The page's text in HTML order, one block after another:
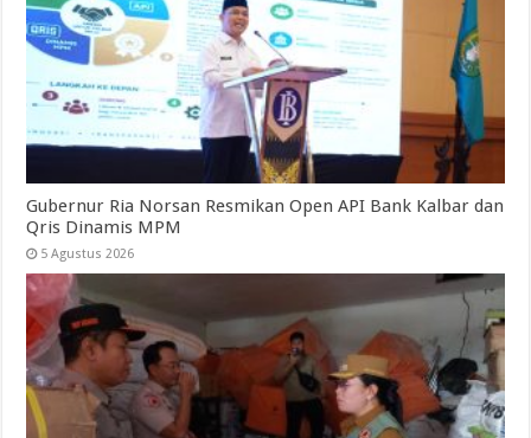
Gubernur Ria Norsan Resmikan Open API Bank Kalbar dan
Qris Dinamis MPM
5 Agustus 2026